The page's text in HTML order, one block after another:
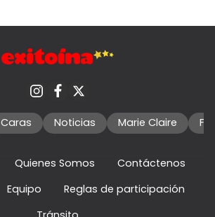
Caras Noticias Marie Claire
Quienes Somos
Contáctenos
Equipo
Reglas de participación